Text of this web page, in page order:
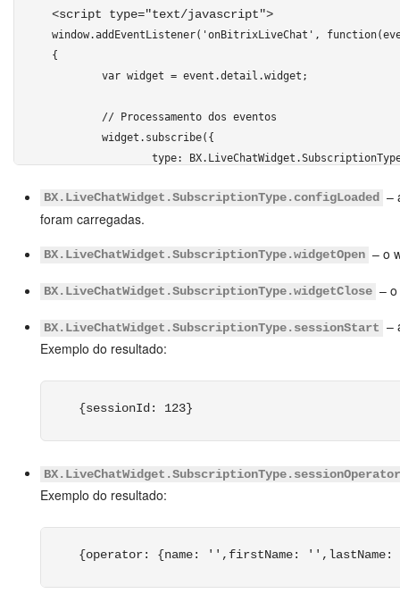
				"VALUE": "[url="+location.href+"]"+(document.title || location.href)+"[/url]",
				"DISPLAY": "LINE"
			},
		]}
</script>
<script type="text/javascript">
window.addEventListener('onBitrixLiveChat',
{
		// qualquer comando
		...
	});
BX.LiveChatWidget.SubscriptionType.configLoaded –
foram carregadas.
BX.LiveChatWidget.SubscriptionType.widgetOpen – o
BX.LiveChatWidget.SubscriptionType.widgetClose –
BX.LiveChatWidget.SubscriptionType.sessionStart –
Exemplo do resultado:
{sessionId: 123}
Exemplo do resultado:
{operator: {name: '',firstName: